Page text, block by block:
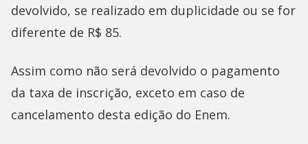
devolvido, se realizado em duplicidade ou se for
diferente de R$ 85.
Assim como não será devolvido o pagamento
da taxa de inscrição, exceto em caso de
cancelamento desta edição do Enem.